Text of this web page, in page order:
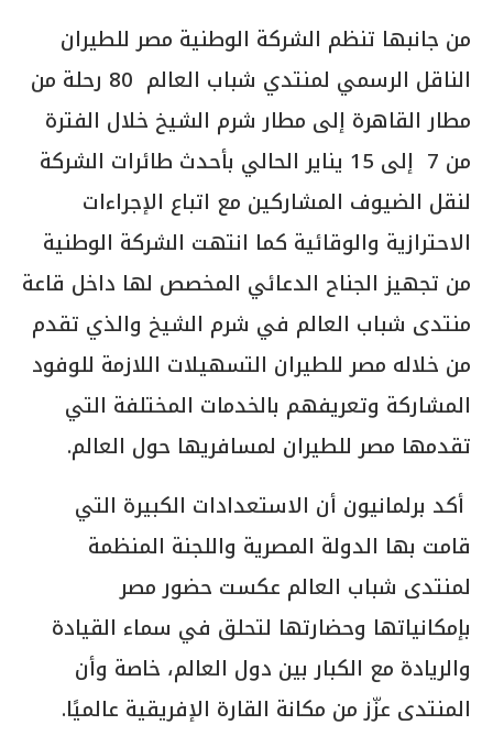
من جانبها تنظم الشركة الوطنية مصر للطيران
الناقل الرسمي لمنتدي شباب العالم 80 رحلة من
مطار القاهرة إلى مطار شرم الشيخ خلال الفترة
من 7 إلى 15 يناير الحالي بأحدث طائرات الشركة
لنقل الضيوف المشاركين مع اتباع الإجراءات
الاحترازية والوقائية كما انتهت الشركة الوطنية
من تجهيز الجناح الدعائي المخصص لها داخل قاعة
منتدى شباب العالم في شرم الشيخ والذي تقدم
من خلاله مصر للطيران التسهيلات اللازمة للوفود
المشاركة وتعريفهم بالخدمات المختلفة التي
تقدمها مصر للطيران لمسافريها حول العالم.
أكد برلمانيون أن الاستعدادات الكبيرة التي
قامت بها الدولة المصرية واللجنة المنظمة
لمنتدى شباب العالم عكست حضور مصر
بإمكانياتها وحضارتها لتحلق في سماء القيادة
والريادة مع الكبار بين دول العالم، خاصة وأن
المنتدى عزّز من مكانة القارة الإفريقية عالميًا.